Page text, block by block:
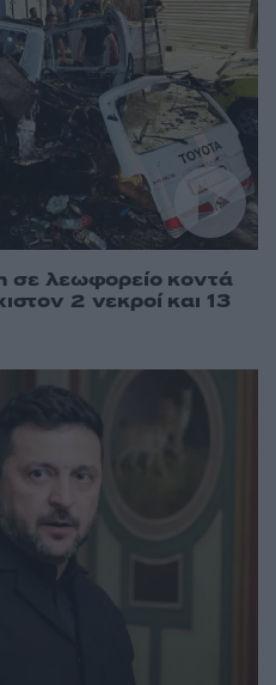
σε λεωφορείο κοντά
2 νεκροί και 13